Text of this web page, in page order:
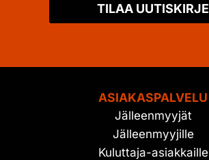
TILAA UUTISKIRJE
ASIAKASPALVELU
Jälleenmyyjät
Jälleenmyyjille
Kuluttaja-asiakkaille